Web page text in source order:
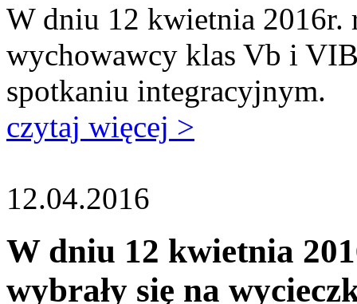
W dniu 12 kwietnia 2016r.
wychowawcy klas Vb i
spotkaniu integracyjnym.
czytaj więcej >
12.04.2016
W dniu 12 kwietnia
wybrały się na